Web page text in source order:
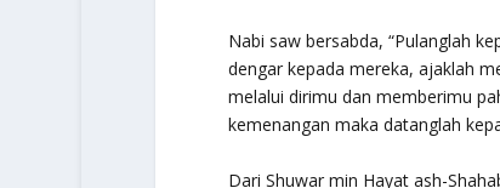
Nabi saw bersabda, “Pulanglah
dengar kepada mereka, ajaklah
melalui dirimu dan memberimu
kemenangan maka datanglah
Dari Shuwar min Hayat ash-